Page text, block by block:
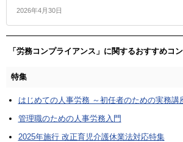
2026年4月30日
「労務コンプライアンス」に関するおすすめコ
特集
はじめての人事労務 ～初任者のための実務講
管理職のための人事労務入門
2025年施行 改正育児介護休業法対応特集